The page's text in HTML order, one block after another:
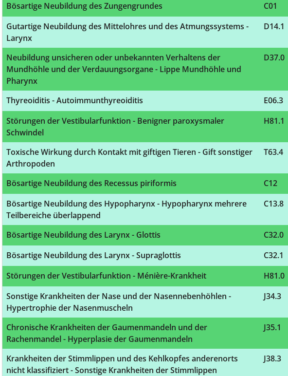
Bösartige Neubildung des Zungengrundes
C01
Gutartige Neubildung des Mittelohres und des Atmungssystems -
Larynx
D14.1
Neubildung unsicheren oder unbekannten Verhaltens der
Mundhöhle und der Verdauungsorgane - Lippe Mundhöhle und
Pharynx
D37.0
Thyreoiditis - Autoimmunthyreoiditis E06.3
Störungen der Vestibularfunktion - Benigner paroxysmaler
Schwindel
H81.1
Toxische Wirkung durch Kontakt mit giftigen Tieren - Gift sonstiger
Arthropoden
T63.4
Bösartige Neubildung des Recessus piriformis C12
Bösartige Neubildung des Hypopharynx - Hypopharynx mehrere
Teilbereiche überlappend
C13.8
Bösartige Neubildung des Larynx - Glottis C32.0
Bösartige Neubildung des Larynx - Supraglottis
C32.1
Störungen der Vestibularfunktion - Ménière-Krankheit
H81.0
Sonstige Krankheiten der Nase und der Nasennebenhöhlen -
Hypertrophie der Nasenmuscheln
J34.3
Chronische Krankheiten der Gaumenmandeln und der
Rachenmandel - Hyperplasie der Gaumenmandeln
J35.1
Krankheiten der Stimmlippen und des Kehlkopfes anderenorts
nicht klassifiziert - Sonstige Krankheiten der Stimmlippen
J38.3